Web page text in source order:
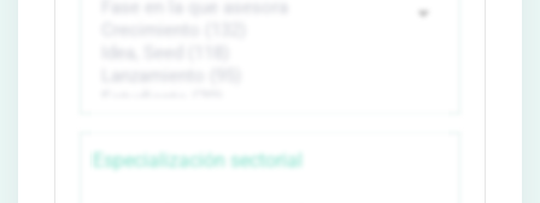
Especialización sectorial